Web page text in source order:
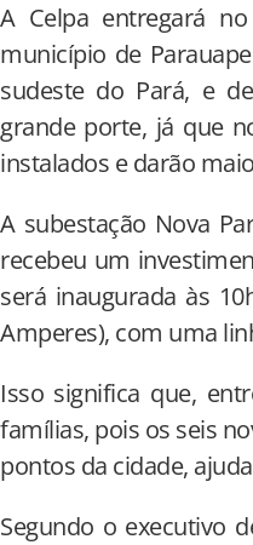
A Celpa entregará
município de
sudeste do Pará, e
grande porte, já que
instalados e darão
A subestação Nova
recebeu um
será inaugurada às
Amperes), com uma
Isso significa que,
famílias, pois os seis
pontos da cidade,
Segundo o executivo